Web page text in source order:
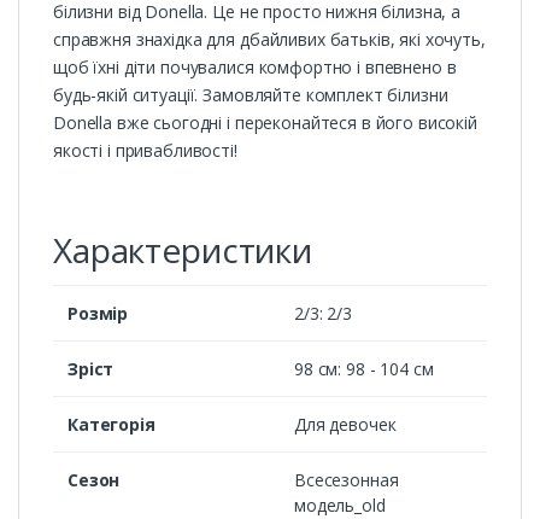
білизни від Donella. Це не просто нижня білизна, а
справжня знахідка для дбайливих батьків, які хочуть,
щоб їхні діти почувалися комфортно і впевнено в
будь-якій ситуації. Замовляйте комплект білизни
Donella вже сьогодні і переконайтеся в його високій
якості і привабливості!
Характеристики
Розмір 2/3: 2/3
Зріст 98 см: 98 - 104 см
Категорія Для девочек
Сезон
Всесезонная
модель_old